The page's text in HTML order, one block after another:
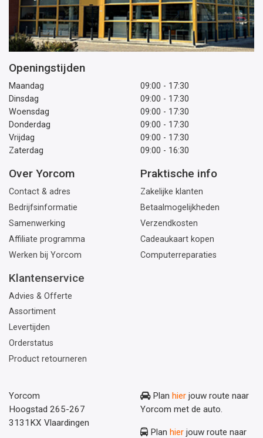
Openingstijden
Maandag
09:00 - 17:30
Dinsdag
09:00 - 17:30
Woensdag
09:00 - 17:30
Donderdag
09:00 - 17:30
Vrijdag
09:00 - 17:30
Zaterdag
09:00 - 16:30
Over Yorcom
Contact & adres
Bedrijfsinformatie
Samenwerking
Affiliate programma
Werken bij Yorcom
Praktische info
Zakelijke klanten
Betaalmogelijkheden
Verzendkosten
Cadeaukaart kopen
Computerreparaties
Klantenservice
Advies & Offerte
Assortiment
Levertijden
Orderstatus
Product retourneren
Yorcom
Hoogstad 265-267
3131KX Vlaardingen
Plan hier jouw route naar
Yorcom met de auto.
Plan hier jouw route naar